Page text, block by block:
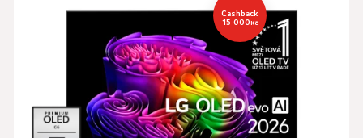
Cashback
15 000Kč